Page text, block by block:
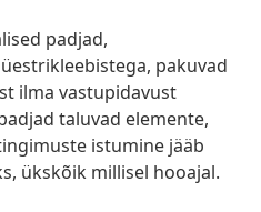
padjad,
pakuvad
ilma vastupidavust
taluvad elemente,
istumine jääb
ükskõik millisel hooajal.